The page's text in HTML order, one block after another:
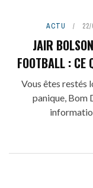
ACTU
JAIR
FOOTBALL : CE
Vous êtes restés
panique, Bom